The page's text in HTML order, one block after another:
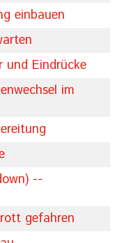
einbauen
und Eindrücke
im
--
gefahren